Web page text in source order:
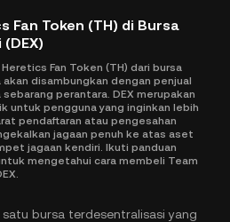
Fan Token (TH) di Bursa
Fan Token (TH) dari bursa
disambungkan dengan penjual
perantara. DEX merupakan
untuk pengguna yang inginkan lebih
pendaftaran atau pengesahan
jagaan penuh ke atas aset
jagaan kendiri. Ikuti panduan
mengetahui cara membeli Team
satu bursa terdesentralisasi yang